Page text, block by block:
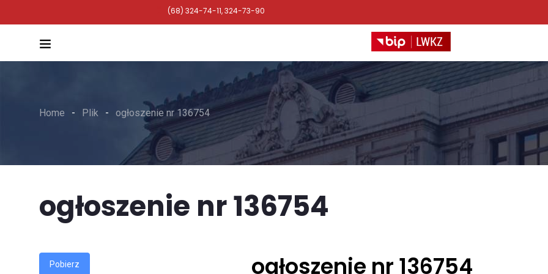
(68) 324-74-11, 324-73-90
Home Plik ogłoszenie nr 136754
ogłoszenie nr 136754
Pobierz ogłoszenie nr 136754